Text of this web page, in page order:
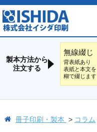
製本方法から
注文する
無線綴じ
背表紙あり
表紙と本文を
糊で綴じます
冊子印刷・製本 コラム